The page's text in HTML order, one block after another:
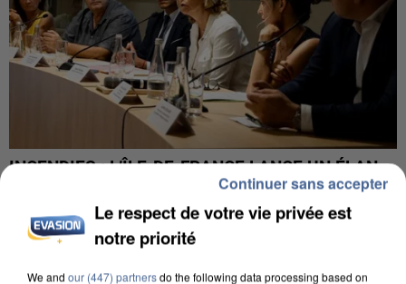
INCENDIES : L’ÎLE-DE-FRANCE LANCE UN ÉLAN
DE SOLIDARITÉ AVEC LES...
Le respect de votre vie privée est
notre priorité
We and our (447) partnersdo the following data processing based on
Continuer sans accepter